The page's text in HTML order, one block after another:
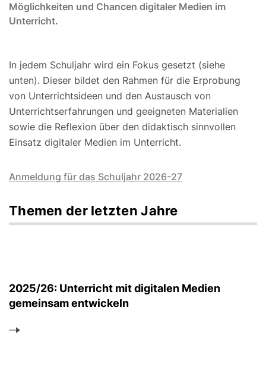
Möglichkeiten und Chancen digitaler Medien im
Unterricht.
In jedem Schuljahr wird ein Fokus gesetzt (siehe
unten). Dieser bildet den Rahmen für die Erprobung
von Unterrichtsideen und den Austausch von
Unterrichtserfahrungen und geeigneten Materialien
sowie die Reflexion über den didaktisch sinnvollen
Einsatz digitaler Medien im Unterricht.
Anmeldung für das Schuljahr 2026-27
Themen der letzten Jahre
2025/26: Unterricht mit digitalen Medien
gemeinsam entwickeln